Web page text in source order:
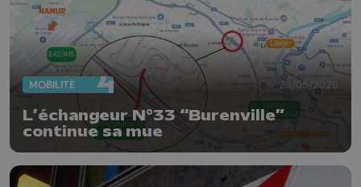
MOBILITÉ 29/05/2026
L’échangeur N°33 “Burenville”
continue sa mue